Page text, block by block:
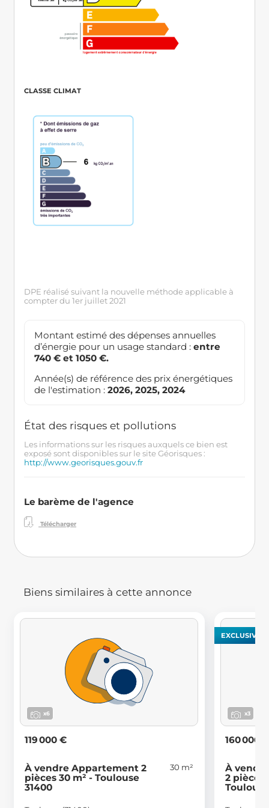
CLASSE CLIMAT
DPE réalisé suivant la nouvelle méthode applicable à
compter du 1er juillet 2021
Montant estimé des dépenses annuelles
d’énergie pour un usage standard : entre
740 € et 1050 €.
Année(s) de référence des prix énergétiques
de l'estimation : 2026, 2025, 2024
État des risques et pollutions
Les informations sur les risques auxquels ce bien est
exposé sont disponibles sur le site Géorisques :
http://www.georisques.gouv.fr
Le barème de l'agence
Télécharger
Biens similaires à cette annonce
x6
119 000 €
À vendre Appartement 2
pièces 30 m² - Toulouse
31400
30 m²
x3
160 000
À
2 pièces